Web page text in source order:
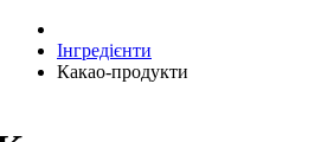
Інгредієнти
Какао-продукти